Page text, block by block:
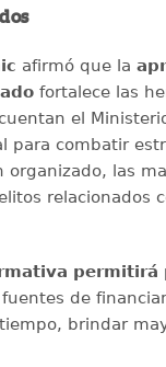
afirmó que la
fortalece las
el
para combatir
organizado, las
relacionados
permitirá
fuentes de
brindar